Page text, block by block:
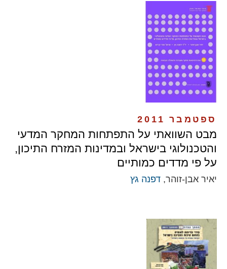
ספטמבר 2011
מבט השוואתי על התפתחות המחקר המדעי
והטכנולוגי בישראל ובמדינות המזרח התיכון,
על פי מדדים כמותיים
יאיר אבן-זוהר, דפנה גץ